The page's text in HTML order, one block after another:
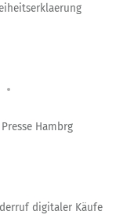
Hambrg
digitaler Käufe